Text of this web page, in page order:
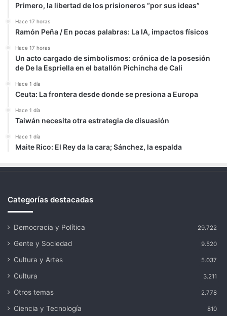
Primero, la libertad de los prisioneros “por sus ideas”
Hace 17 horas
Ramón Peña / En pocas palabras: La IA, impactos físicos
Hace 17 horas
Un acto cargado de simbolismos: crónica de la posesión
de De la Espriella en el batallón Pichincha de Cali
Hace 1 día
Ceuta: La frontera desde donde se presiona a Europa
Hace 1 día
Taiwán necesita otra estrategia de disuasión
Hace 1 día
Maite Rico: El Rey da la cara; Sánchez, la espalda
Categorías destacadas
Democracia y Política 29.722
Gente y Sociedad 9.520
Cultura y Artes 5.037
Cultura 3.211
Otros temas 2.778
Ciencia y Tecnología 810